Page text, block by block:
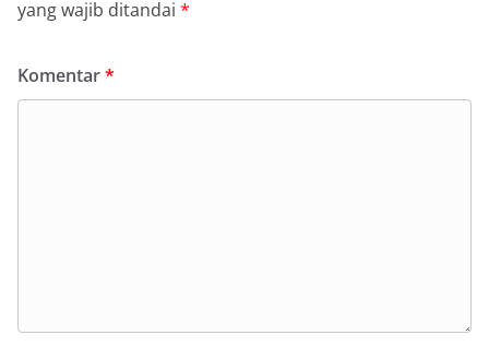
yang wajib ditandai *
Komentar*